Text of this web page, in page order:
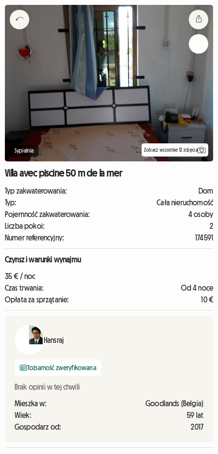
Sypialnia Zobacz wszystkie 12 zdjęcia
Villa avec piscine 50 m de la mer
Typ zakwaterowania:
Dom
Typ:
Cała nieruchomość
Pojemność zakwaterowania:
4 osoby
Liczba pokoi:
2
Numer referencyjny:
174591
Czynsz i warunki wynajmu
35 € / noc
Czas trwania:
Od 4 noce
Opłata za sprzątanie:
10 €
Hansraj
Tożsamość zweryfikowana
Brak opinii w tej chwili
Mieszka w:
Goodlands (Belgia)
Wiek:
59 lat
Gospodarz od:
2017